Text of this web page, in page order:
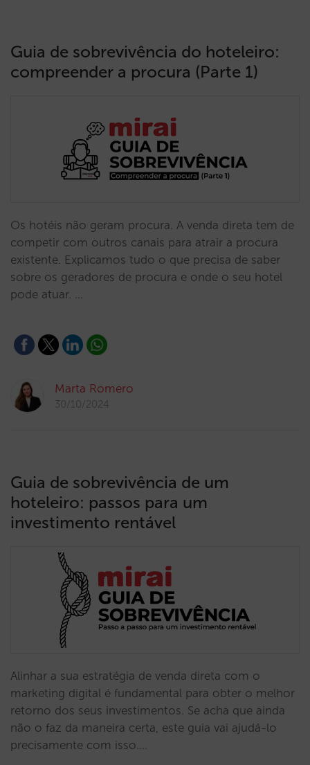
Guia de sobrevivência do hoteleiro:
compreender a procura (Parte 1)
Os hotéis não geram procura. A venda direta tem de
competir com outros canais para atrair a procura
existente. Explicamos tudo o que precisa de saber
sobre os geradores de procura e onde o seu hotel
pode atuar. …
Marta Romero
30/10/2024
Guia de sobrevivência de um
hoteleiro: passos para um
investimento rentável
Alinhar a sua estratégia de venda direta com o
marketing digital é fundamental para obter o melhor
retorno dos seus investimentos. Se acha que ainda
não o faz da maneira certa, este guia vai ajudá-lo
precisamente com isso.…